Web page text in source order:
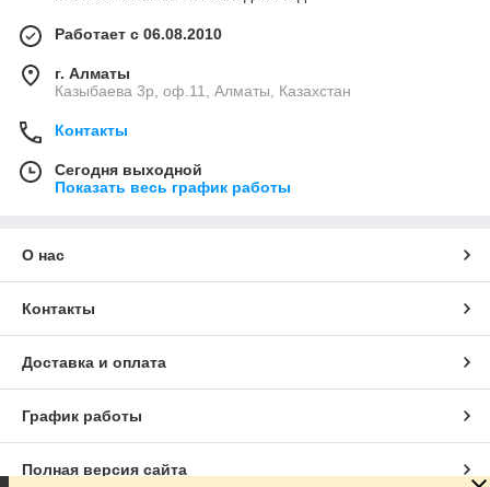
Работает с 06.08.2010
г. Алматы
Казыбаева 3р, оф.11, Алматы, Казахстан
Контакты
Сегодня выходной
Показать весь график работы
О нас
Контакты
Доставка и оплата
График работы
Полная версия сайта